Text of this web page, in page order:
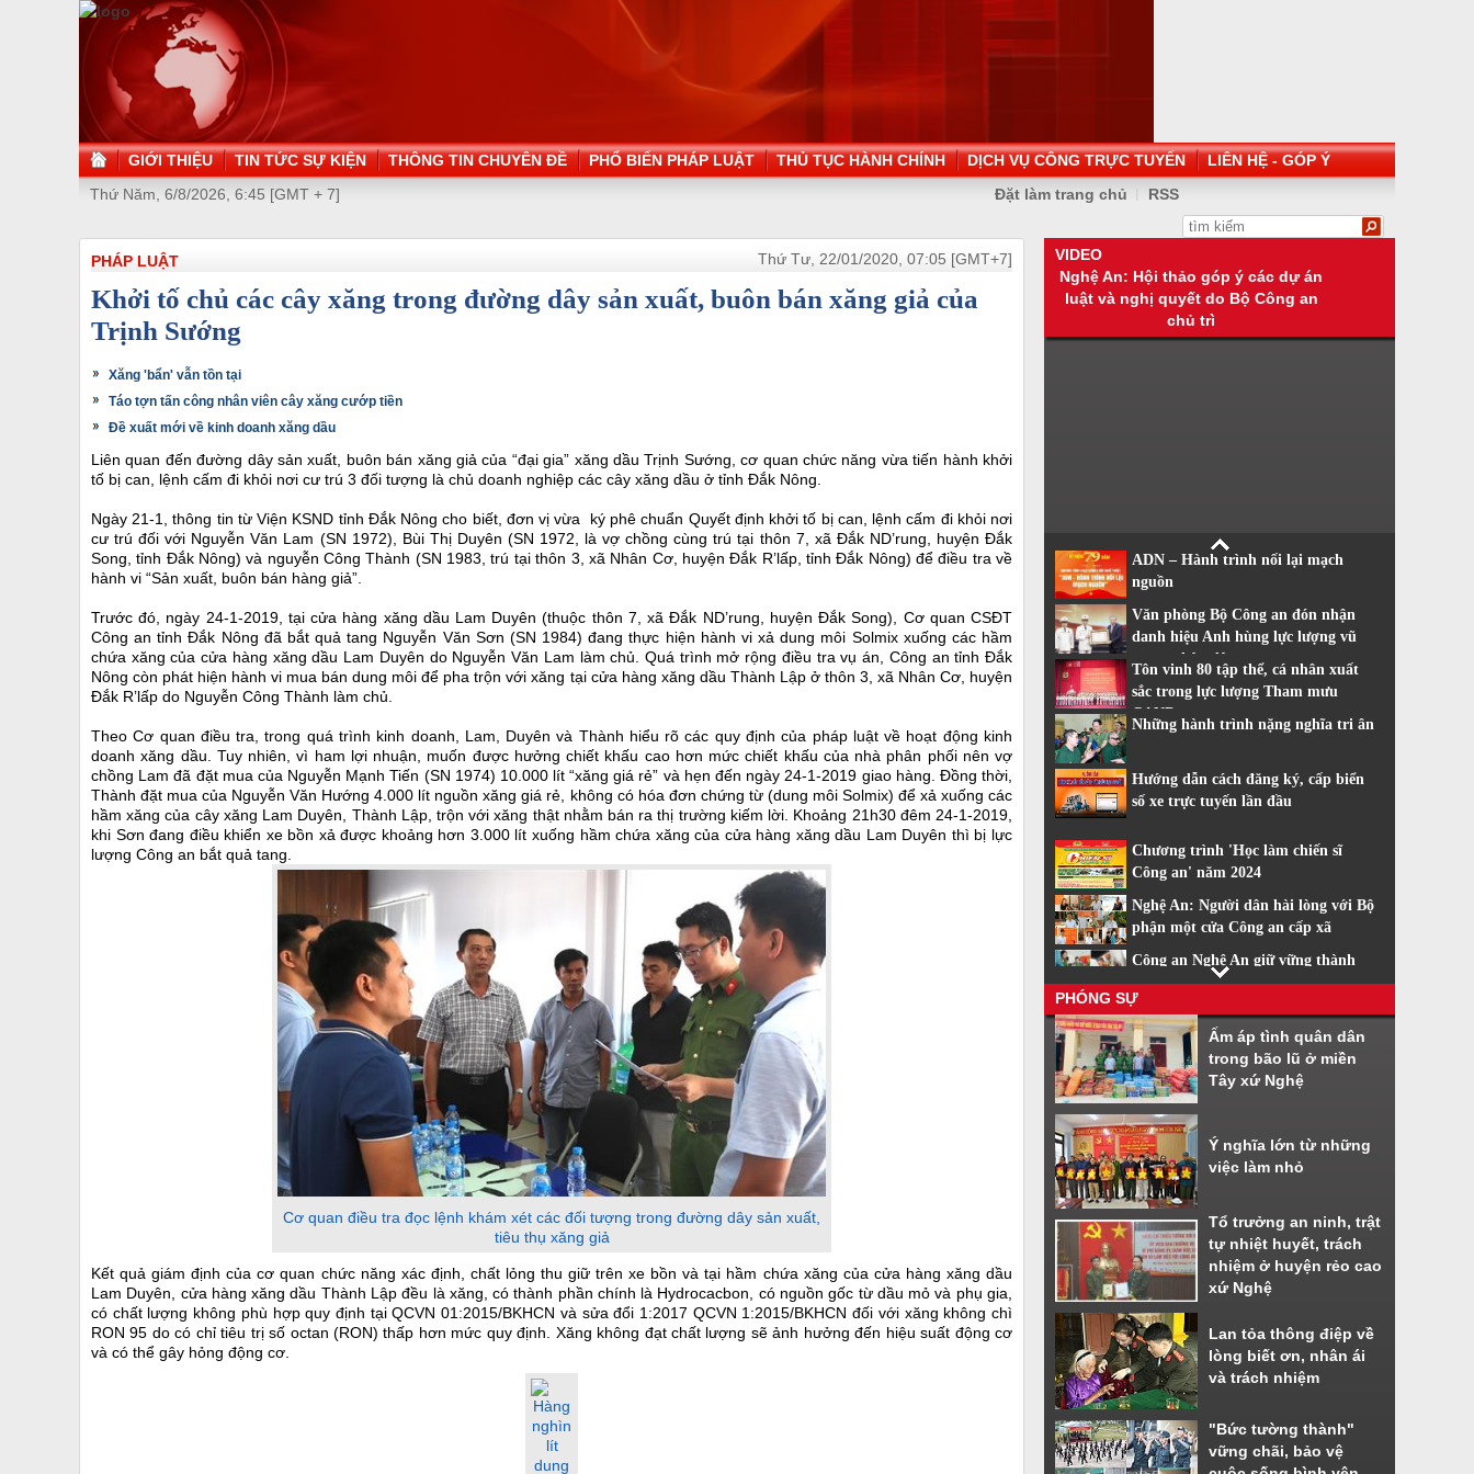
GIỚI THIỆU TIN TỨC SỰ KIỆN THÔNG TIN CHUYÊN ĐỀ PHỔ BIẾN PHÁP LUẬT THỦ TỤC HÀNH CHÍNH DỊCH VỤ CÔNG TRỰC TUYẾN
LIÊN HỆ - GÓP Ý
Thứ Năm, 6/8/2026, 6:45 [GMT + 7]
Đặt làm trang chủ RSS
PHÁP LUẬT Thứ Tư, 22/01/2020, 07:05 [GMT+7]
Khởi tố chủ các cây xăng trong đường dây sản xuất, buôn bán xăng giả của
Trịnh Sướng
Xăng 'bẩn' vẫn tồn tại
Táo tợn tấn công nhân viên cây xăng cướp tiền
Đề xuất mới về kinh doanh xăng dầu
Liên quan đến đường dây sản xuất, buôn bán xăng giả của “đại gia” xăng dầu Trịnh Sướng, cơ quan chức năng vừa tiến hành khởi
tố bị can, lệnh cấm đi khỏi nơi cư trú 3 đối tượng là chủ doanh nghiệp các cây xăng dầu ở tỉnh Đắk Nông.
Ngày 21-1, thông tin từ Viện KSND tỉnh Đắk Nông cho biết, đơn vị vừa ký phê chuẩn Quyết định khởi tố bị can, lệnh cấm đi khỏi nơi
cư trú đối với Nguyễn Văn Lam (SN 1972), Bùi Thị Duyên (SN 1972, là vợ chồng cùng trú tại thôn 7, xã Đắk ND’rung, huyện Đắk
Song, tỉnh Đắk Nông) và nguyễn Công Thành (SN 1983, trú tại thôn 3, xã Nhân Cơ, huyện Đắk R’lấp, tỉnh Đắk Nông) để điều tra về
hành vi “Sản xuất, buôn bán hàng giả”.
Trước đó, ngày 24-1-2019, tại cửa hàng xăng dầu Lam Duyên (thuộc thôn 7, xã Đắk ND’rung, huyện Đắk Song), Cơ quan CSĐT
Công an tỉnh Đắk Nông đã bắt quả tang Nguyễn Văn Sơn (SN 1984) đang thực hiện hành vi xả dung môi Solmix xuống các hầm
chứa xăng của cửa hàng xăng dầu Lam Duyên do Nguyễn Văn Lam làm chủ. Quá trình mở rộng điều tra vụ án, Công an tỉnh Đắk
Nông còn phát hiện hành vi mua bán dung môi để pha trộn với xăng tại cửa hàng xăng dầu Thành Lập ở thôn 3, xã Nhân Cơ, huyện
Đắk R’lấp do Nguyễn Công Thành làm chủ.
Theo Cơ quan điều tra, trong quá trình kinh doanh, Lam, Duyên và Thành hiểu rõ các quy định của pháp luật về hoạt động kinh
doanh xăng dầu. Tuy nhiên, vì ham lợi nhuận, muốn được hưởng chiết khấu cao hơn mức chiết khấu của nhà phân phối nên vợ
chồng Lam đã đặt mua của Nguyễn Mạnh Tiến (SN 1974) 10.000 lít “xăng giá rẻ” và hẹn đến ngày 24-1-2019 giao hàng. Đồng thời,
Thành đặt mua của Nguyễn Văn Hướng 4.000 lít nguồn xăng giá rẻ, không có hóa đơn chứng từ (dung môi Solmix) để xả xuống các
hầm xăng của cây xăng Lam Duyên, Thành Lập, trộn với xăng thật nhằm bán ra thị trường kiếm lời. Khoảng 21h30 đêm 24-1-2019,
khi Sơn đang điều khiển xe bồn xả được khoảng hơn 3.000 lít xuống hầm chứa xăng của cửa hàng xăng dầu Lam Duyên thì bị lực
lượng Công an bắt quả tang.
Cơ quan điều tra đọc lệnh khám xét các đối tượng trong đường dây sản xuất,
tiêu thụ xăng giả
Kết quả giám định của cơ quan chức năng xác định, chất lỏng thu giữ trên xe bồn và tại hầm chứa xăng của cửa hàng xăng dầu
Lam Duyên, cửa hàng xăng dầu Thành Lập đều là xăng, có thành phần chính là Hydrocacbon, có nguồn gốc từ dầu mỏ và phụ gia,
có chất lượng không phù hợp quy định tại QCVN 01:2015/BKHCN và sửa đổi 1:2017 QCVN 1:2015/BKHCN đối với xăng không chì
RON 95 do có chỉ tiêu trị số octan (RON) thấp hơn mức quy định. Xăng không đạt chất lượng sẽ ảnh hưởng đến hiệu suất động cơ
và có thể gây hỏng động cơ.
VIDEO
Nghệ An: Hội thảo góp ý các dự án
luật và nghị quyết do Bộ Công an
chủ trì
ADN – Hành trình nối lại mạch
nguồn
Văn phòng Bộ Công an đón nhận
danh hiệu Anh hùng lực lượng vũ
trang nhân dân
Tôn vinh 80 tập thể, cá nhân xuất
sắc trong lực lượng Tham mưu
CAND
Những hành trình nặng nghĩa tri ân
Hướng dẫn cách đăng ký, cấp biển
số xe trực tuyến lần đầu
Chương trình 'Học làm chiến sĩ
Công an' năm 2024
Nghệ An: Người dân hài lòng với Bộ
phận một cửa Công an cấp xã
Công an Nghệ An giữ vững thành
tích dẫn đầu về cải cách hành chính
Nhiều tiện ích khi sử dụng phần
mềm VNeiD
Cách đăng ký tài khoản định danh
điện tử
PHÓNG SỰ
Ấm áp tình quân dân
trong bão lũ ở miền
Tây xứ Nghệ
Ý nghĩa lớn từ những
việc làm nhỏ
Tổ trưởng an ninh, trật
tự nhiệt huyết, trách
nhiệm ở huyện rẻo cao
xứ Nghệ
Lan tỏa thông điệp về
lòng biết ơn, nhân ái
và trách nhiệm
"Bức tường thành"
vững chãi, bảo vệ